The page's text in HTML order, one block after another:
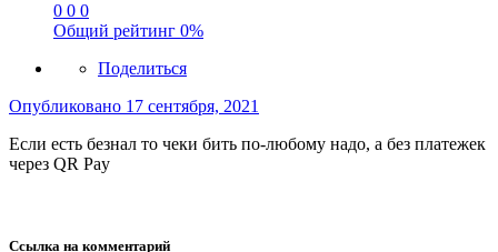
0 0 0
Общий рейтинг 0%
Поделиться
Опубликовано 17 сентября, 2021
Если есть безнал то чеки бить по-любому надо, а без платежек
через QR Pay
Ссылка на комментарий